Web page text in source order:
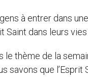
à entrer dans
Saint dans leurs vies
le thème de la
savons que